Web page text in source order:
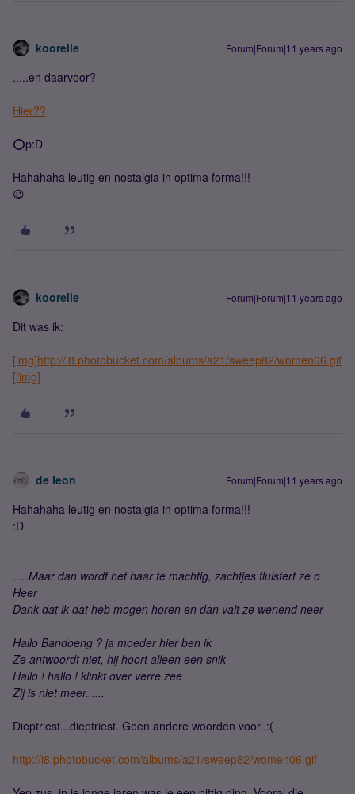
koorelle Forum|Forum|11 years ago
.....en daarvoor?
Hier??
⭕️p:D
Hahahaha leutig en nostalgia in optima forma!!!
😃
koorelle Forum|Forum|11 years ago
Dit was ik:
[img]http://i8.photobucket.com/albums/a21/sweep82/women06.gif
[/img]
de leon Forum|Forum|11 years ago
Hahahaha leutig en nostalgia in optima forma!!!
:D
.....Maar dan wordt het haar te machtig, zachtjes fluistert ze o
Heer
Dank dat ik dat heb mogen horen en dan valt ze wenend neer
Hallo Bandoeng ? ja moeder hier ben ik
Ze antwoordt niet, hij hoort alleen een snik
Hallo ! hallo ! klinkt over verre zee
Zij is niet meer......
Dieptriest...dieptriest. Geen andere woorden voor..:(
http://i8.photobucket.com/albums/a21/sweep82/women06.gif